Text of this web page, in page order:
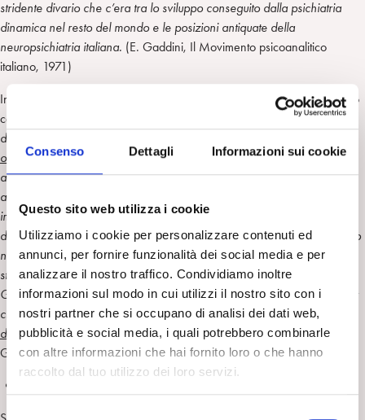
Consenso Dettagli Informazioni sui cookie
Questo sito web utilizza i cookie
Utilizziamo i cookie per personalizzare contenuti ed
annunci, per fornire funzionalità dei social media e per
analizzare il nostro traffico. Condividiamo inoltre
informazioni sul modo in cui utilizzi il nostro sito con i
nostri partner che si occupano di analisi dei dati web,
pubblicità e social media, i quali potrebbero combinarle
con altre informazioni che hai fornito loro o che hanno
raccolto dal tuo utilizzo dei loro servizi.
S
stridente divario che c’era tra lo sviluppo conseguito dalla psichiatria
dinamica nel resto del mondo e le posizioni antiquate della
neuropsichiatria italiana. (E. Gaddini, Il Movimento psicoanalitico
italiano, 1971)
In un articolo del
anche Servadio evidenzia i fattori che avevano
condizionato lo sviluppo del Movimento Psicoanalitico Italiano: “…le
difficoltà che la psicoanalisi ha incontrato in Italia sono dovute a
ordini di fattori. Uno è costituito da una certa tradizione cattolica…Un
altro èl’orientamento “organicistico” che ha contraddistinto per molti
anni la psichiatria italiana, la quale ancora risente in parte delle
impostazioni materialistiche sia della psichiatria tedesca “classica” sia
della scuola “positiva” di C. Lombroso e di E. Ferri, sia dell’orientamento
neurologico di A. Tanzi, L. Bianchi e V. Buscaino. La terza difficoltà è
stata rappresentata dalle correnti filosofiche idealistiche(B. Croce, e G.
Gentile) che hanno dominato un ampio settore della cultura Italiana per
circa mezzo secolo. La quarta, infine, dall’ostilità delle correnti politiche
di estrema sinistra e dei teorici del marxismo ortodosso” (Le due
Gradive, P. Bellanova, 1982).